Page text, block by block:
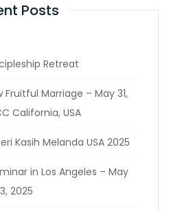
Posts
Retreat
Marriage – May 31,
California, USA
Kasih Melanda USA 2025
in Los Angeles – May
2025